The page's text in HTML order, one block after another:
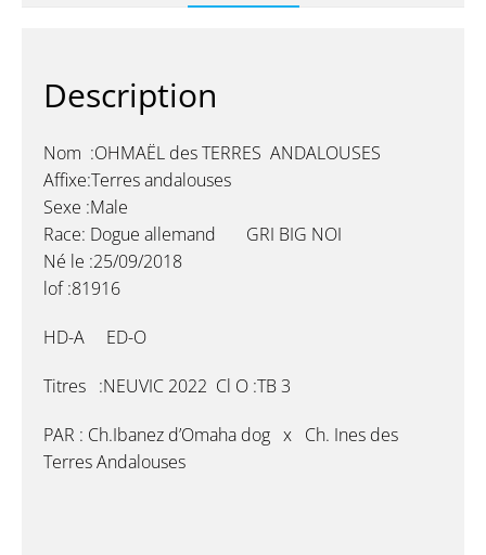
Description
Nom :OHMAËL des TERRES ANDALOUSES
Affixe:Terres andalouses
Sexe :Male
Race: Dogue allemand GRI BIG NOI
Né le :25/09/2018
lof :81916
HD-A ED-O
Titres :NEUVIC 2022 Cl O :TB 3
PAR : Ch.Ibanez d’Omaha dog x Ch. Ines des
Terres Andalouses